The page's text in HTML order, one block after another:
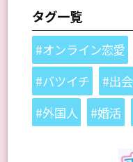
タグ一覧
#オンライン恋愛
#バツイチ
#出
#外国人
#婚活